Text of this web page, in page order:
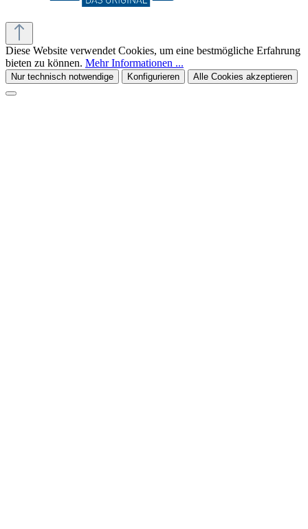
Diese Website verwendet Cookies, um eine bestmögliche Erfahrung
bieten zu können. Mehr Informationen ...
Nur technisch notwendige Konfigurieren Alle Cookies akzeptieren